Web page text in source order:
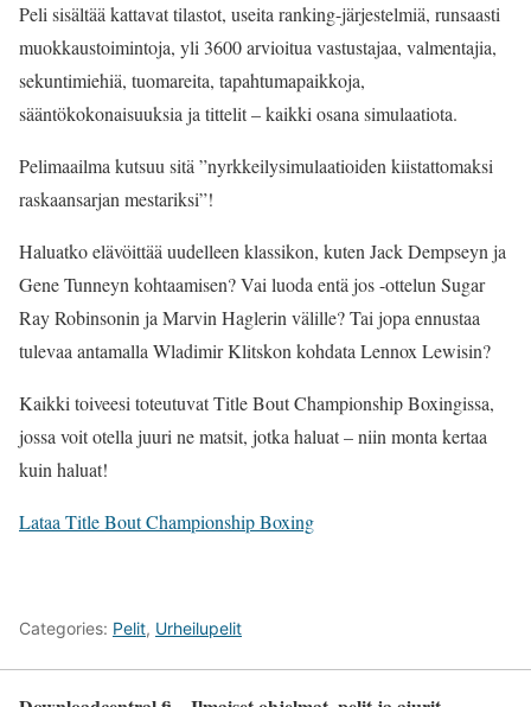
Peli sisältää kattavat tilastot, useita ranking-järjestelmiä, runsaasti
muokkaustoimintoja, yli 3600 arvioitua vastustajaa, valmentajia,
sekuntimiehiä, tuomareita, tapahtumapaikkoja,
sääntökokonaisuuksia ja tittelit – kaikki osana simulaatiota.
Pelimaailma kutsuu sitä ”nyrkkeilysimulaatioiden kiistattomaksi
raskaansarjan mestariksi”!
Haluatko elävöittää uudelleen klassikon, kuten Jack Dempseyn ja
Gene Tunneyn kohtaamisen? Vai luoda entä jos -ottelun Sugar
Ray Robinsonin ja Marvin Haglerin välille? Tai jopa ennustaa
tulevaa antamalla Wladimir Klitskon kohdata Lennox Lewisin?
Kaikki toiveesi toteutuvat Title Bout Championship Boxingissa,
jossa voit otella juuri ne matsit, jotka haluat – niin monta kertaa
kuin haluat!
Lataa Title Bout Championship Boxing
Categories: Pelit, Urheilupelit